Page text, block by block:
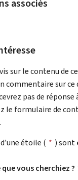
associés
sur le contenu de
commentaire sur ce
pas de réponse
le formulaire de
étoile ( * ) sont
vous cherchiez ?